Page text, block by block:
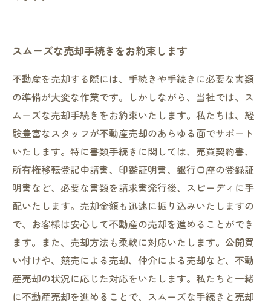
スムーズな売却手続きをお約束します
不動産を売却する際には、手続きや手続きに必要な書類
の準備が大変な作業です。しかしながら、当社では、ス
ムーズな売却手続きをお約束いたします。私たちは、経
験豊富なスタッフが不動産売却のあらゆる面でサポート
いたします。特に書類手続きに関しては、売買契約書、
所有権移転登記申請書、印鑑証明書、銀行口座の登録証
明書など、必要な書類を請求書発行後、スピーディに手
配いたします。売却金額も迅速に振り込みいたしますの
で、お客様は安心して不動産の売却を進めることができ
ます。また、売却方法も柔軟に対応いたします。公開買
い付けや、競売による売却、仲介による売却など、不動
産売却の状況に応じた対応をいたします。私たちと一緒
に不動産売却を進めることで、スムーズな手続きと売却